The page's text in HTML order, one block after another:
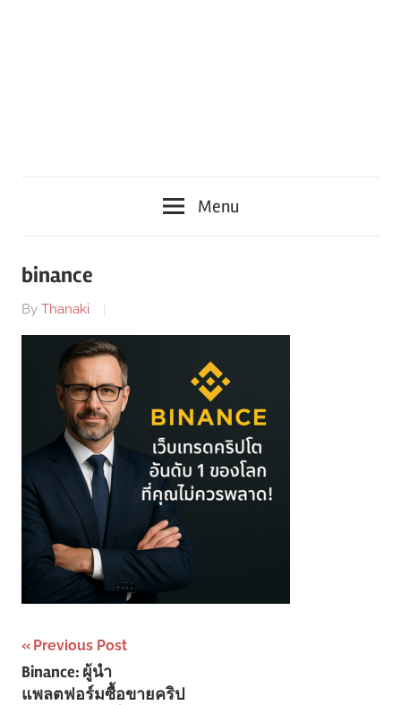
Menu
binance
By Thanaki
Post
navigation
Previous Post
Binance: ผู้นำ
แพลตฟอร์มซื้อขายคริป